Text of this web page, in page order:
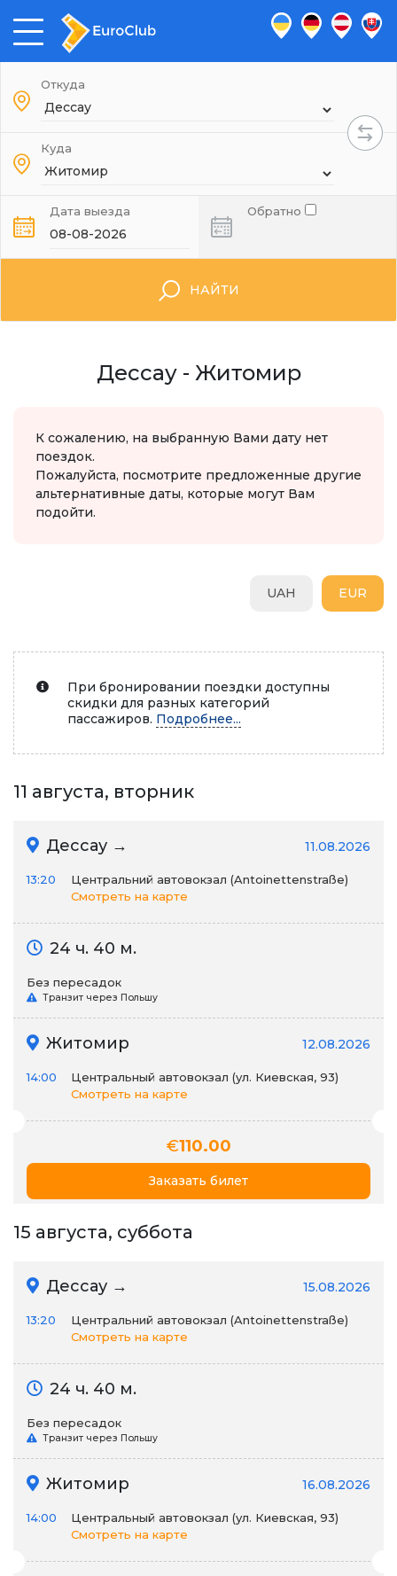
Откуда
Куда
Дата выезда Обратно
НАЙТИ
Дессау - Житомир
К сожалению, на выбранную Вами дату нет
поездок.
Пожалуйста, посмотрите предложенные другие
альтернативные даты, которые могут Вам
подойти.
EUR
UAH
При бронировании поездки доступны
скидки для разных категорий
пассажиров. Подробнее...
11 августа, вторник
Дессау → 11.08.2026
13:20
Центральний автовокзал (Antoinettenstraße)
Смотреть на карте
24 ч. 40 м.
Без пересадок
Транзит через Польшу
Житомир 12.08.2026
14:00
Центральный автовокзал (ул. Киевская, 93)
Смотреть на карте
€110.00
Заказать билет
15 августа, суббота
Дессау → 15.08.2026
13:20
Центральний автовокзал (Antoinettenstraße)
Смотреть на карте
24 ч. 40 м.
Без пересадок
Транзит через Польшу
Житомир 16.08.2026
14:00
Центральный автовокзал (ул. Киевская, 93)
Смотреть на карте